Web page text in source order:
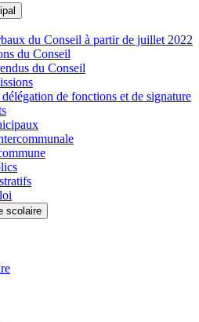
du Conseil à partir de juillet 2022
du Conseil
du Conseil
de fonctions et de signature
scolaire